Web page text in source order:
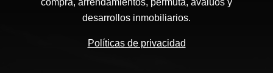
compra, arrendamientos, permuta, avalúos y
desarrollos inmobiliarios.
Políticas de privacidad